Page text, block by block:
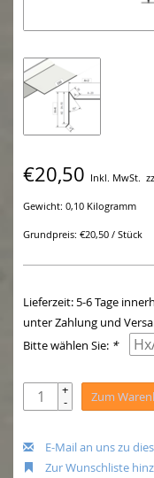
€20,50 Inkl. MwSt.
Gewicht: 0,10 Kilogramm
Grundpreis: €20,50 / Stück
Lieferzeit: 5-6 Tage
unter Zahlung und
Bitte wählen Sie: *
+
- Zum
E-Mail an uns zu
Zur Wunschliste